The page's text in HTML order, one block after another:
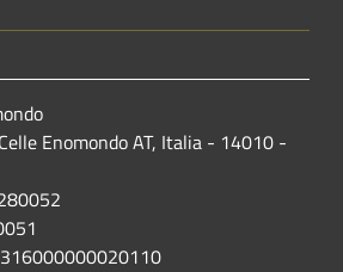
Enomondo AT, Italia - 14010 -